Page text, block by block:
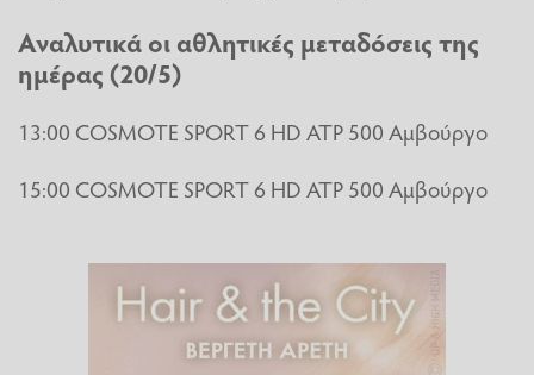
Αναλυτικά οι αθλητικές μεταδόσεις της
ημέρας (20/5)
13:00 COSMOTE SPORT 6 HD ATP 500 Αμβούργο
15:00 COSMOTE SPORT 6 HD ATP 500 Αμβούργο